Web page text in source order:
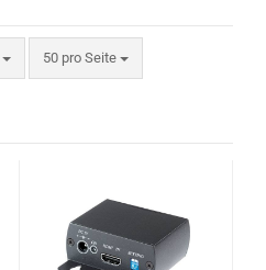
50 pro Seite
pro Seite